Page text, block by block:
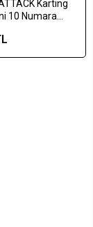
Karting
10 Numara